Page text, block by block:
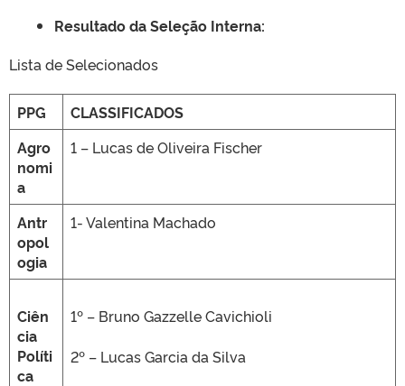
Resultado da Seleção Interna:
Lista de Selecionados
PPG
CLASSIFICADOS
Agro
nomi
a
1 – Lucas de Oliveira Fischer
Antr
opol
ogia
1- Valentina Machado
Ciên
cia
Políti
ca
1º – Bruno Gazzelle Cavichioli
2º – Lucas Garcia da Silva